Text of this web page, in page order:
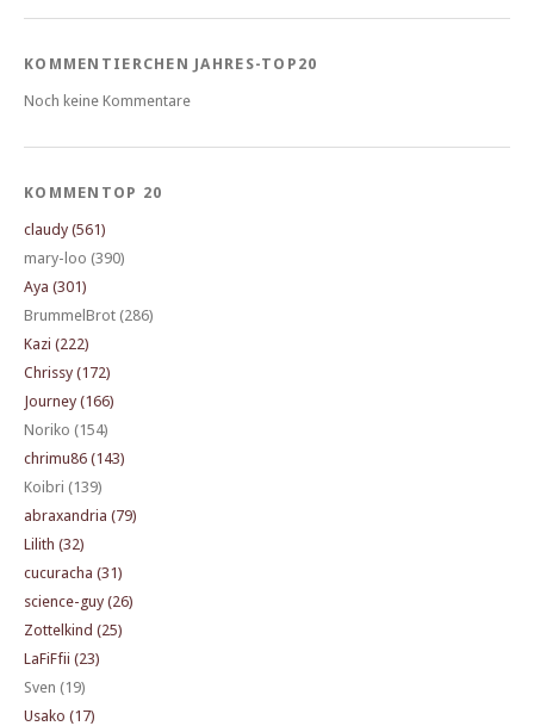
KOMMENTIERCHEN JAHRES-TOP20
Noch keine Kommentare
KOMMENTOP 20
claudy (561)
mary-loo (390)
Aya (301)
BrummelBrot (286)
Kazi (222)
Chrissy (172)
Journey (166)
Noriko (154)
chrimu86 (143)
Koibri (139)
abraxandria (79)
Lilith (32)
cucuracha (31)
science-guy (26)
Zottelkind (25)
LaFiFfii (23)
Sven (19)
Usako (17)